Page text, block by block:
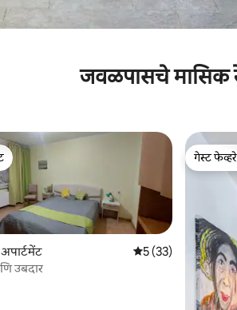
जवळपासचे मासिक
5 पैकी 5 सरासरी रेटिंग,
5 (33)
उबदार
गेस्ट
गेस्ट